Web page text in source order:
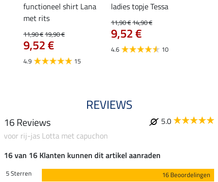
functioneel shirt Lana
met rits
11,90 €19,90 €
9,52 €
4.9 15
ladies topje Tessa
11,90 €14,90 €
9,52 €
4.6 10
REVIEWS
16 Reviews
5.0
voor rij-jas Lotta met capuchon
16 van 16 Klanten kunnen dit artikel aanraden
5 Sterren
16 Beoordelingen